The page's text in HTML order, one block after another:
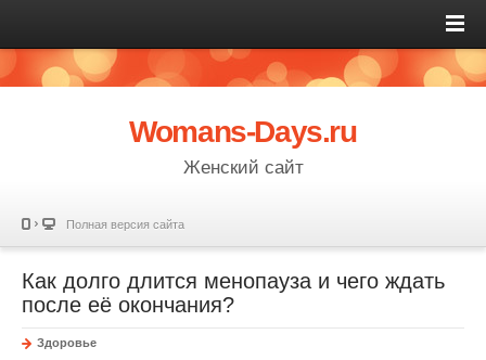
Womans-Days.ru
Женский сайт
Полная версия сайта
Как долго длится менопауза и чего ждать
после её окончания?
Здоровье